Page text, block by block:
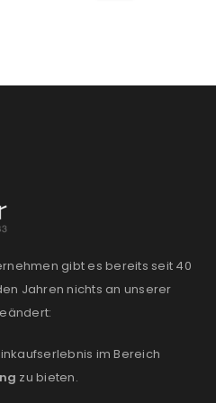
gibt es bereits seit 40
Jahren nichts an unserer
im Bereich
zu bieten.